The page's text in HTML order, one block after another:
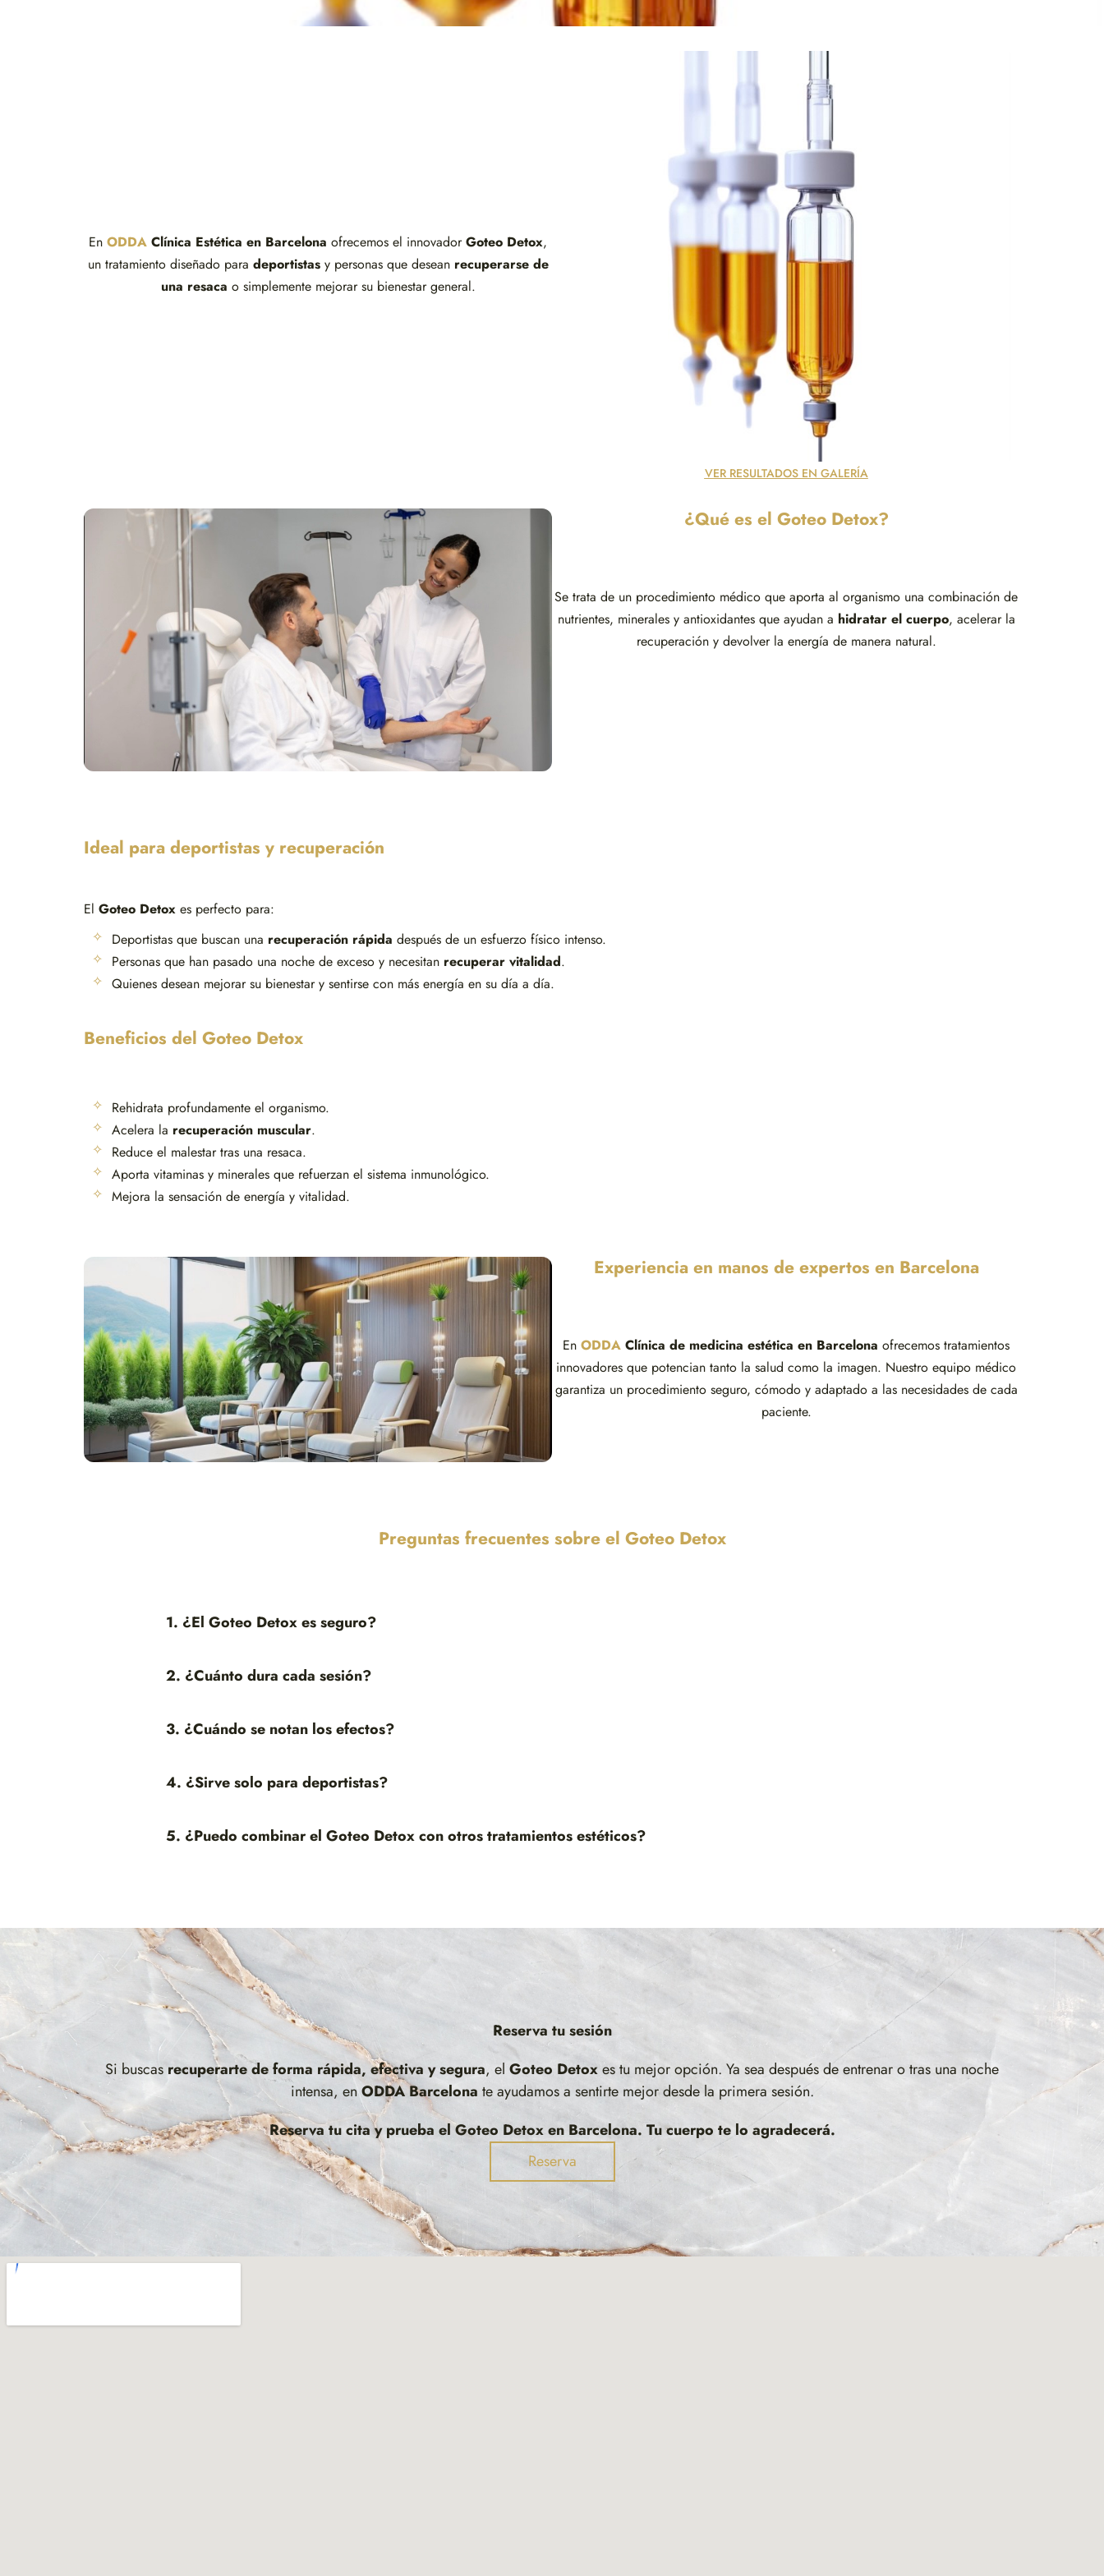
En ODDA Clínica Estética en Barcelona ofrecemos el innovadorGoteo Detox,
un tratamiento diseñado para deportistasy personas que desean recuperarse de
una resaca o simplemente mejorar su bienestar general.
VER RESULTADOS EN GALERÍA
¿Qué es el Goteo Detox?
Se trata de un procedimiento médico que aporta al organismo una combinación de
nutrientes, minerales y antioxidantes que ayudan a hidratar el cuerpo, acelerar la
recuperación y devolver la energía de manera natural.
Ideal para deportistas y recuperación
El Goteo Detox es perfecto para:
Deportistas que buscan una recuperación rápida después de un esfuerzo físico intenso.
Personas que han pasado una noche de exceso y necesitan recuperar vitalidad.
Quienes desean mejorar su bienestar y sentirse con más energía en su día a día.
Beneficios del Goteo Detox
Rehidrata profundamente el organismo.
Acelera la recuperación muscular.
Reduce el malestar tras una resaca.
Aporta vitaminas y minerales que refuerzan el sistema inmunológico.
Mejora la sensación de energía y vitalidad.
Experiencia en manos de expertos en Barcelona
En ODDA Clínica de medicina estética en Barcelona ofrecemos tratamientos
innovadores que potencian tanto la salud como la imagen. Nuestro equipo médico
garantiza un procedimiento seguro, cómodo y adaptado a las necesidades de cada
paciente.
Preguntas frecuentes sobre el Goteo Detox
1. ¿El Goteo Detox es seguro?
2. ¿Cuánto dura cada sesión?
3. ¿Cuándo se notan los efectos?
4. ¿Sirve solo para deportistas?
5. ¿Puedo combinar el Goteo Detox con otros tratamientos estéticos?
Reserva tu sesión
Si buscas recuperarte de forma rápida, efectiva y segura, el Goteo Detoxes tu mejor opción. Ya sea después de entrenar o tras una noche
intensa, enODDABarcelona te ayudamos a sentirte mejor desde la primera sesión.
Reserva tu cita y prueba el Goteo Detox en Barcelona. Tu cuerpo te lo agradecerá.
Reserva